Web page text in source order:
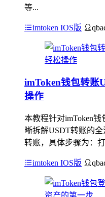
等...
imtoken IOS版
imToken钱包转账
操作
本教程针对imToken
晰拆解USDT转账的
转账，具体步骤为：
imtoken IOS版